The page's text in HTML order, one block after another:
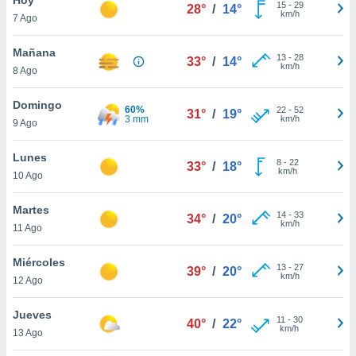
en
más
nuestra
de
cookies
aceptar
7 Ago
28° / 14° 15- 29
km/h
Mañana
8 Ago
33° / 14° 13- 28
km/h
Domingo
9 Ago
60%
3 mm
31° / 19° 22- 52
km/h
Lunes
10 Ago
33° / 18° 8- 22
km/h
Martes
11 Ago
34° / 20° 14- 33
km/h
Miércoles
12 Ago
39° / 20° 13- 27
km/h
Jueves
13 Ago
40° / 22° 11 - 30
km/h